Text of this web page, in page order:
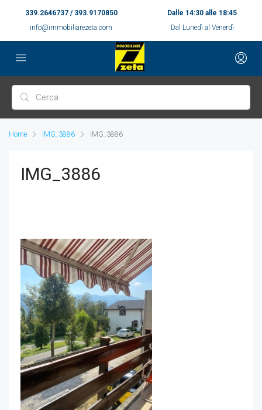
339.2646737 / 393.9170850
info@immobiliarezeta.com
Dalle 14:30 alle 18:45
Dal Lunedì al Venerdì
Home IMG_3886 IMG_3886
IMG_3886